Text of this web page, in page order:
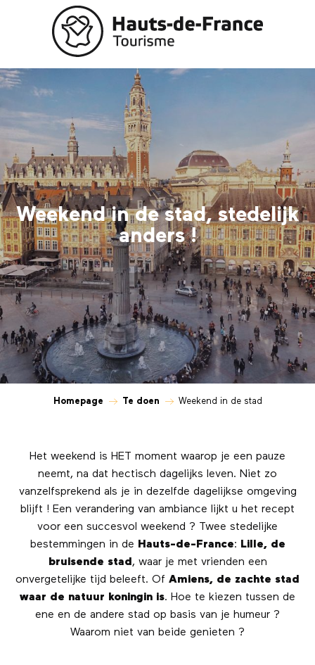
Weekend in de stad, stedelijk
anders !
Homepage Te doen Weekend in de stad
Het weekend is HET moment waarop je een pauze
neemt, na dat hectisch dagelijks leven. Niet zo
vanzelfsprekend als je in dezelfde dagelijkse omgeving
blijft ! Een verandering van ambiance lijkt u het recept
voor een succesvol weekend ? Twee stedelijke
bestemmingen in de Hauts-de-France: Lille, de
bruisende stad , waar je met vrienden een
onvergetelijke tijd beleeft. Of Amiens, de zachte stad
waar de natuur koningin is. Hoe te kiezen tussen de
ene en de andere stad op basis van je humeur ?
Waarom niet van beide genieten ?